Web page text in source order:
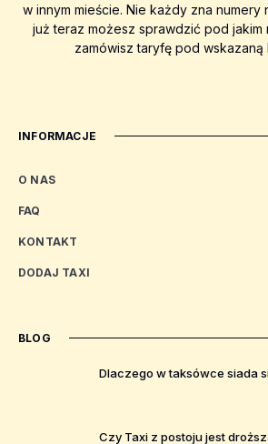
w innym mieście. Nie każdy zna numery
już teraz możesz sprawdzić pod jakim
zamówisz taryfę pod wskazaną
INFORMACJE
O NAS
FAQ
KONTAKT
DODAJ TAXI
BLOG
Dlaczego w taksówce siada
Czy Taxi z postoju jest